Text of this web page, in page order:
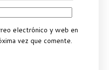
electrónico y web en
vez que comente.